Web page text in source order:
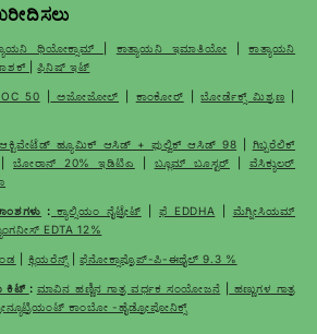
ಥಿಯೋಕ್ಸಾಮ್ ಕಾತ್ಯಾಯನಿ ಇಮಾತಿಯೋ |ಕಾತ್ಯಾಯನಿ
|ಫಿನಿಷ್ ಇಟ್
50 ಅಜೋಜೋಲ್ ಕಾಂಕೋರ್ |ಬೋರ್ಡೆಕ್ಸ್ ಮಿಶ್ರಣ
ಆಕ್ಟಿವೇಟೆಡ್ ಹ್ಯೂಮಿಕ್ ಆಸಿಡ್ + ಫುಲ್ವಿಕ್ ಆಸಿಡ್ 98
ಗಿಬ್ಬರೆಲಿಕ್
|ಬೋರಾನ್ 20% ಇಡಿಟಿಎ ಬ್ಲೂಮ್ ಬೂಸ್ಟರ್
ವೆಸಿಕ್ಯುಲರ್
: ಕ್ಯಾಲ್ಸಿಯಂ ನೈಟ್ರೇಟ್ |ಫೆ EDDHA
ಮೆಗ್ನೀಸಿಯಮ್
EDTA 12%
ಕ್ಲಿಯರೆನ್ಸ್ |ಫೆನೋಕ್ಸಾಪ್ರೊಪ್-ಪಿ-ಈಥೈಲ್ 9.3 %
ಕಿಟ್ : ಮಾವಿನ ಹಣ್ಣಿನ ಗಾತ್ರ ವರ್ಧಕ ಸಂಯೋಜನೆ
ಹಣ್ಣುಗಳ ಗಾತ್ರ
ಕಾಂಬೋ -ಹೈಡ್ರೋಪೋನಿಕ್ಸ್